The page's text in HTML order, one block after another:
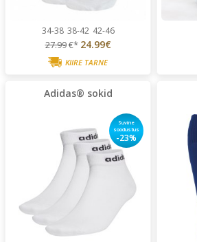
34-38 38-42 42-46
27.99€* 24.99€
KIIRE TARNE
Adidas® sokid
Suvine
soodustus
-23%